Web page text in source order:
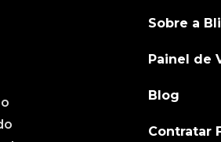
Sobre a
Painel de
Blog
Contratar